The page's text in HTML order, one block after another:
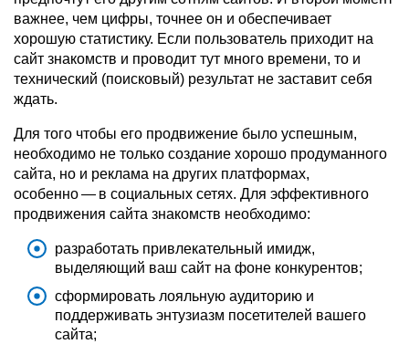
важнее, чем цифры, точнее он и обеспечивает
хорошую статистику. Если пользователь приходит на
сайт знакомств и проводит тут много времени, то и
технический (поисковый) результат не заставит себя
ждать.
Для того чтобы его продвижение было успешным,
необходимо не только создание хорошо продуманного
сайта, но и реклама на других платформах,
особенно — в социальных сетях. Для эффективного
продвижения сайта знакомств необходимо:
разработать привлекательный имидж,
выделяющий ваш сайт на фоне конкурентов;
сформировать лояльную аудиторию и
поддерживать энтузиазм посетителей вашего
сайта;